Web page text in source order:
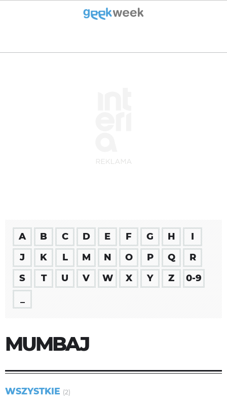
A B C D E F G H
I
J
K L M N O P Q
R
S
T U V W X Y Z
0-9
MUMBAJ
WSZYSTKIE (2)